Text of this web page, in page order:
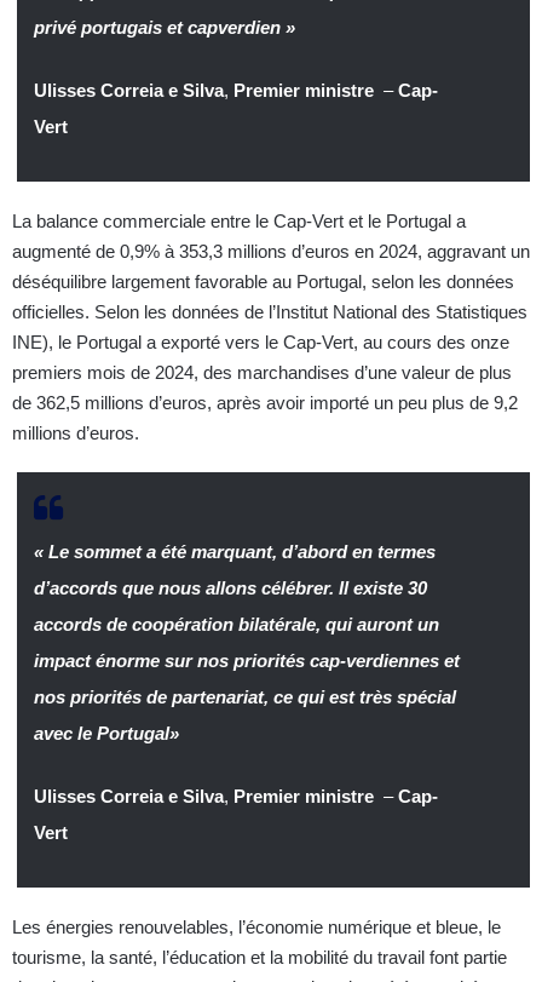
privé portugais et capverdien »
Ulisses Correia e Silva, Premier ministre –Cap-
Vert
La balance commerciale entre le Cap-Vert et le Portugal a
augmenté de 0,9% à 353,3 millions d’euros en 2024, aggravant un
déséquilibre largement favorable au Portugal, selon les données
officielles. Selon les données de l’Institut National des Statistiques
INE), le Portugal a exporté vers le Cap-Vert, au cours des onze
premiers mois de 2024, des marchandises d’une valeur de plus
de 362,5 millions d’euros, après avoir importé un peu plus de 9,2
millions d’euros.
« Le sommet a été marquant, d’abord en termes
d’accords que nous allons célébrer. Il existe 30
accords de coopération bilatérale, qui auront un
impact énorme sur nos priorités cap-verdiennes et
nos priorités de partenariat, ce qui est très spécial
avec le Portugal»
Ulisses Correia e Silva, Premier ministre –Cap-
Vert
Les énergies renouvelables, l’économie numérique et bleue, le
tourisme, la santé, l’éducation et la mobilité du travail font partie